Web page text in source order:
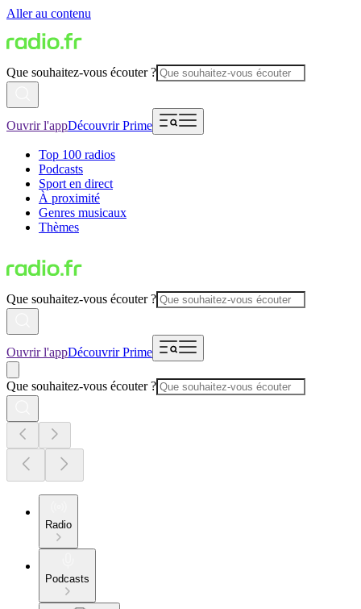
Aller au contenu
Que souhaitez-vous écouter ?
Ouvrir l'appDécouvrir Prime
Top 100 radios
Podcasts
Sport en direct
À proximité
Genres musicaux
Thèmes
Que souhaitez-vous écouter ?
Ouvrir l'appDécouvrir Prime
Que souhaitez-vous écouter ?
Radio
Podcasts